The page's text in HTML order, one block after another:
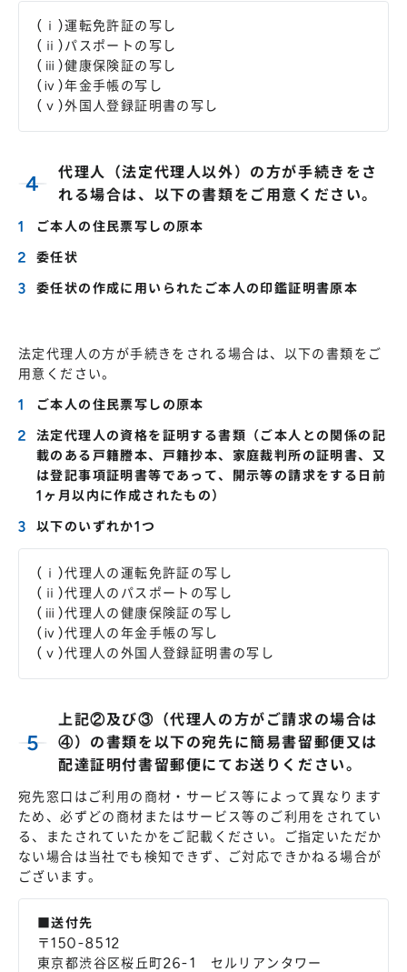
(ⅰ)運転免許証の写し
(ⅱ)パスポートの写し
(ⅲ)健康保険証の写し
(ⅳ)年金手帳の写し
(ⅴ)外国人登録証明書の写し
代理人（法定代理人以外）の方が手続きをさ
れる場合は、以下の書類をご用意ください。
ご本人の住民票写しの原本
委任状
委任状の作成に用いられたご本人の印鑑証明書原本
法定代理人の方が手続きをされる場合は、以下の書類をご
用意ください。
ご本人の住民票写しの原本
法定代理人の資格を証明する書類（ご本人との関係の記
載のある戸籍謄本、戸籍抄本、家庭裁判所の証明書、又
は登記事項証明書等であって、開示等の請求をする日前
1ヶ月以内に作成されたもの）
以下のいずれか1つ
(ⅰ)代理人の運転免許証の写し
(ⅱ)代理人のパスポートの写し
(ⅲ)代理人の健康保険証の写し
(ⅳ)代理人の年金手帳の写し
(ⅴ)代理人の外国人登録証明書の写し
上記②及び③（代理人の方がご請求の場合は
④）の書類を以下の宛先に簡易書留郵便又は
配達証明付書留郵便にてお送りください。
宛先窓口はご利用の商材・サービス等によって異なります
ため、必ずどの商材またはサービス等のご利用をされてい
る、またされていたかをご記載ください。ご指定いただか
ない場合は当社でも検知できず、ご対応できかねる場合が
ございます。
■送付先
〒150-8512
東京都渋谷区桜丘町26-1 セルリアンタワー